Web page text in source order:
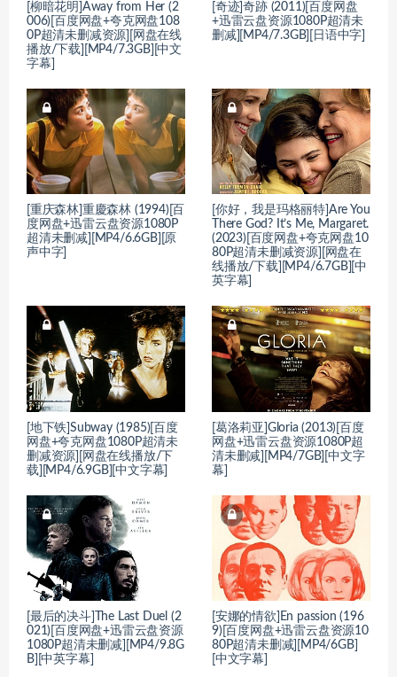
[柳暗花明]Away from Her (2
006)[百度网盘+夸克网盘108
0P超清未删减资源][网盘在线
播放/下载][MP4/7.3GB][中文
字幕]
[奇迹]奇跡 (2011)[百度网盘
+迅雷云盘资源1080P超清未
删减][MP4/7.3GB][日语中字]
[重庆森林]重慶森林 (1994)[百
度网盘+迅雷云盘资源1080P
超清未删减][MP4/6.6GB][原
声中字]
[你好，我是玛格丽特]Are You
There God? It’s Me, Margaret.
(2023)[百度网盘+夸克网盘10
80P超清未删减资源][网盘在
线播放/下载][MP4/6.7GB][中
英字幕]
[地下铁]Subway (1985)[百度
网盘+夸克网盘1080P超清未
删减资源][网盘在线播放/下
载][MP4/6.9GB][中文字幕]
[葛洛莉亚]Gloria (2013)[百度
网盘+迅雷云盘资源1080P超
清未删减][MP4/7GB][中文字
幕]
[最后的决斗]The Last Duel (2
021)[百度网盘+迅雷云盘资源
1080P超清未删减][MP4/9.8G
B][中英字幕]
[安娜的情欲]En passion (196
9)[百度网盘+迅雷云盘资源10
80P超清未删减][MP4/6GB]
[中文字幕]